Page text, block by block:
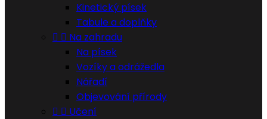
Kinetický písek
Tabule a doplňky
  Na zahradu
Na písek
Vozíky a odrážedla
Nářadí
Objevování přírody
  Učení